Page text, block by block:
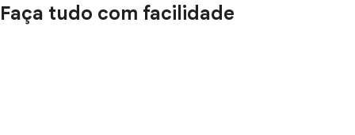
Faça tudo com facilidade